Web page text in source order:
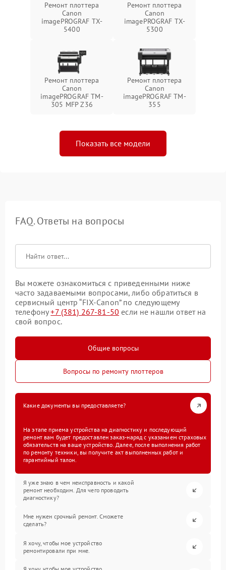
Ремонт плоттера
Canon
imagePROGRAF TX-
5400
Ремонт плоттера
Canon
imagePROGRAF TX-
5300
Ремонт плоттера
Canon
imagePROGRAF TM-
305 MFP Z36
Ремонт плоттера
Canon
imagePROGRAF TM-
355
Показать все модели
FAQ. Ответы на вопросы
Вы можете ознакомиться с приведенными ниже
часто задаваемыми вопросами, либо обратиться в
сервисный центр “FIX-Canon” по следующему
телефону+7 (381) 267-81-50 если не нашли ответ на
свой вопрос.
Общие вопросы
Вопросы по ремонту плоттеров
Какие документы вы предоставляете?
На этапе приема устройства на диагностику и последующий
ремонт вам будет предоставлен заказ-наряд с указанием страховых
обязательств на ваше устройство. Далее, после выполнения работ
по ремонту техники, вы получите акт выполненных работ и
гарантийный талон.
Я уже знаю в чем неисправность и какой
ремонт необходим. Для чего проводить
диагностику?
Мне нужен срочный ремонт. Сможете
сделать?
Я хочу, чтобы мое устройство
ремонтировали при мне.